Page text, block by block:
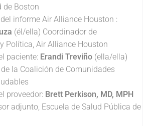
de Boston
informe Air Alliance Houston :
(él/ella) Coordinador de
Política, Air Alliance Houston
paciente: Erandi Treviño (ella/ella)
la Coalición de Comunidades
proveedor: Brett Perkison, MD, MPH
adjunto, Escuela de Salud Pública de